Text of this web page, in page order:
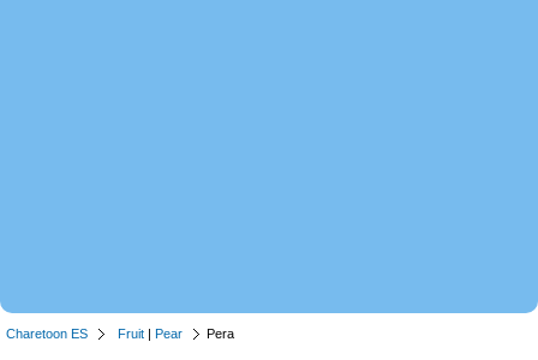
Charetoon ES Fruit | Pear Pera